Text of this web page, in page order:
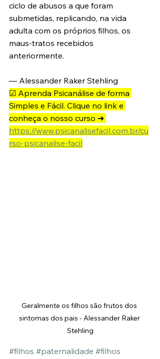
ciclo de abusos a que foram
submetidas, replicando, na vida
adulta com os próprios filhos, os
maus-tratos recebidos
anteriormente.
— Alessander Raker Stehling
☑ Aprenda Psicanálise de forma
Simples e Fácil. Clique no link e
conheça o nosso curso ➜
https://www.psicanalisefacil.com.br/cu
rso-psicanalise-facil
Geralmente os filhos são frutos dos
sintomas dos pais - Alessander Raker
Stehling
#filhos #paternalidade #filhos